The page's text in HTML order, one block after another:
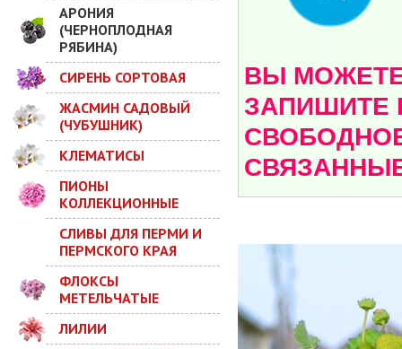
АРОНИЯ
(ЧЕРНОПЛОДНАЯ
РЯБИНА)
СИРЕНЬ СОРТОВАЯ
ЖАСМИН САДОВЫЙ
(ЧУБУШНИК)
КЛЕМАТИСЫ
ПИОНЫ
КОЛЛЕКЦИОННЫЕ
СЛИВЫ ДЛЯ ПЕРМИ И
ПЕРМСКОГО КРАЯ
ФЛОКСЫ
МЕТЕЛЬЧАТЫЕ
ЛИЛИИ
ВЫ МОЖЕТЕ
ЗАПИШИТЕ